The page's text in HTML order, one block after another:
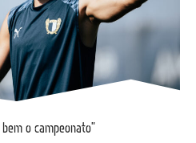
o campeonato”